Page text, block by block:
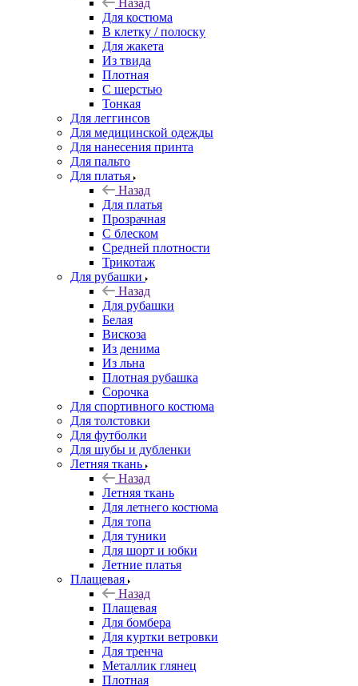
Назад
Для костюма
В клетку / полоску
Для жакета
Из твида
Плотная
С шерстью
Тонкая
Для леггинсов
Для медицинской одежды
Для нанесения принта
Для пальто
Для платья
Назад
Для платья
Прозрачная
С блеском
Средней плотности
Трикотаж
Для рубашки
Назад
Для рубашки
Белая
Вискоза
Из денима
Из льна
Плотная рубашка
Сорочка
Для спортивного костюма
Для толстовки
Для футболки
Для шубы и дубленки
Летняя ткань
Назад
Летняя ткань
Для летнего костюма
Для топа
Для туники
Для шорт и юбки
Летние платья
Плащевая
Назад
Плащевая
Для бомбера
Для куртки ветровки
Для тренча
Металлик глянец
Плотная